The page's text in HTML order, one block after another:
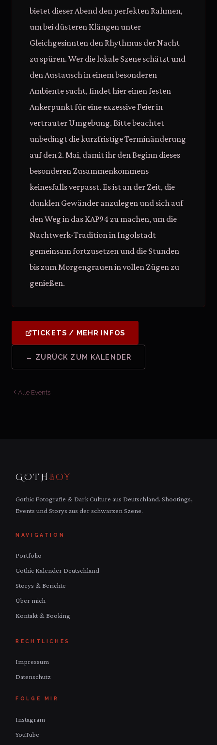
bietet dieser Abend den perfekten Rahmen,
um bei düsteren Klängen unter
Gleichgesinnten den Rhythmus der Nacht
zu spüren. Wer die lokale Szene schätzt und
den Austausch in einem besonderen
Ambiente sucht, findet hier einen festen
Ankerpunkt für eine exzessive Feier in
vertrauter Umgebung. Bitte beachtet
unbedingt die kurzfristige Terminänderung
auf den 2. Mai, damit ihr den Beginn dieses
besonderen Zusammenkommens
keinesfalls verpasst. Es ist an der Zeit, die
dunklen Gewänder anzulegen und sich auf
den Weg in das KAP94 zu machen, um die
Nachtwerk-Tradition in Ingolstadt
gemeinsam fortzusetzen und die Stunden
bis zum Morgengrauen in vollen Zügen zu
genießen.
TICKETS / MEHR INFOS
← ZURÜCK ZUM KALENDER
Alle Events
GOTH BOY
Gothic Fotografie & Dark Culture aus Deutschland. Shootings,
Events und Storys aus der schwarzen Szene.
NAVIGATION
Portfolio
Gothic Kalender Deutschland
Storys & Berichte
Über mich
Kontakt & Booking
RECHTLICHES
Impressum
Datenschutz
FOLGE MIR
Instagram
YouTube